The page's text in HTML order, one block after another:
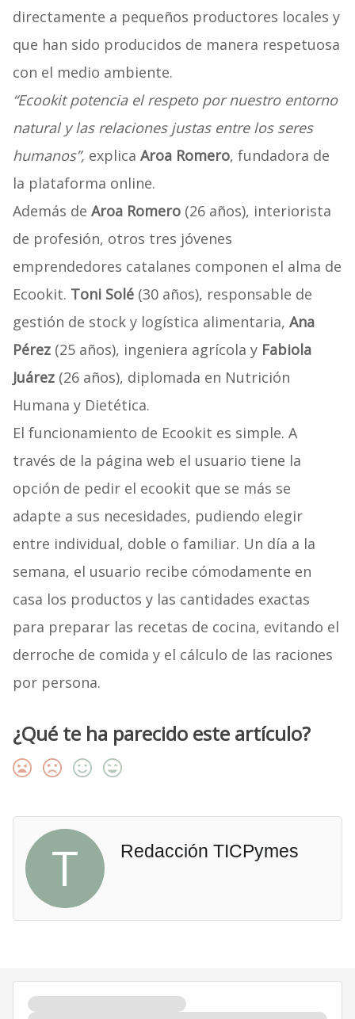
directamente a pequeños productores locales y
que han sido producidos de manera respetuosa
con el medio ambiente.
“Ecookit potencia el respeto por nuestro entorno
natural y las relaciones justas entre los seres
humanos”, explica Aroa Romero, fundadora de
la plataforma online.
Además de Aroa Romero(26 años), interiorista
de profesión, otros tres jóvenes
emprendedores catalanes componen el alma de
Ecookit. Toni Solé(30 años), responsable de
gestión de stock y logística alimentaria, Ana
Pérez(25 años), ingeniera agrícola y Fabiola
Juárez(26 años), diplomada en Nutrición
Humana y Dietética.
El funcionamiento de Ecookit es simple. A
través de la página web el usuario tiene la
opción de pedir el ecookit que se más se
adapte a sus necesidades, pudiendo elegir
entre individual, doble o familiar. Un día a la
semana, el usuario recibe cómodamente en
casa los productos y las cantidades exactas
para preparar las recetas de cocina, evitando el
derroche de comida y el cálculo de las raciones
por persona.
¿Qué te ha parecido este artículo?
T Redacción TICPymes